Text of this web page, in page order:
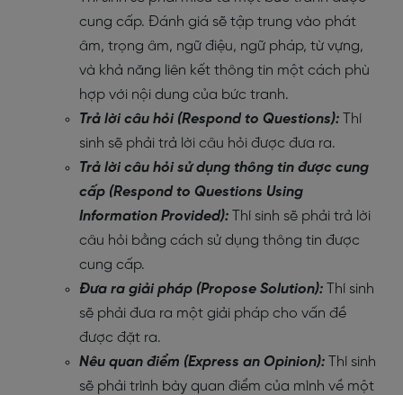
cung cấp. Đánh giá sẽ tập trung vào phát
âm, trọng âm, ngữ điệu, ngữ pháp, từ vựng,
và khả năng liên kết thông tin một cách phù
hợp với nội dung của bức tranh.
Trả lời câu hỏi (Respond to Questions):
Thí
sinh sẽ phải trả lời câu hỏi được đưa ra.
Trả lời câu hỏi sử dụng thông tin được cung
cấp (Respond to Questions Using
Information Provided):
Thí sinh sẽ phải trả lời
câu hỏi bằng cách sử dụng thông tin được
cung cấp.
Đưa ra giải pháp (Propose Solution):
Thí sinh
sẽ phải đưa ra một giải pháp cho vấn đề
được đặt ra.
Nêu quan điểm (Express an Opinion):
Thí sinh
sẽ phải trình bày quan điểm của mình về một